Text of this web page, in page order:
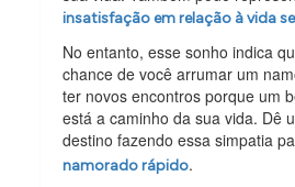
insatisfação em relação à vida
No entanto, esse sonho indica
chance de você arrumar um
ter novos encontros porque um
está a caminho da sua vida. Dê
destino fazendo essa simpatia
namorado rápido.